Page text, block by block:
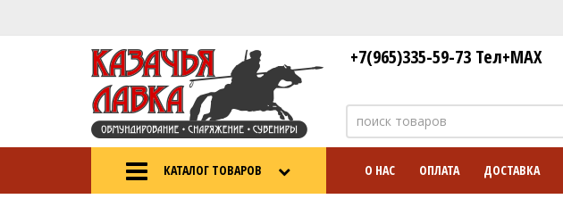
+7(965)335-59-73 Тел+MAX
КАТАЛОГ ТОВАРОВ О НАС ОПЛАТА ДОСТАВКА